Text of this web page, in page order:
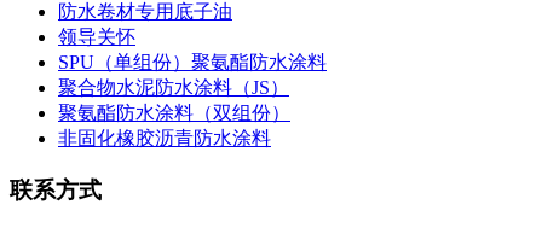
防水卷材专用底子油
领导关怀
SPU（单组份）聚氨酯防水涂料
聚合物水泥防水涂料（JS）
聚氨酯防水涂料（双组份）
非固化橡胶沥青防水涂料
联系方式